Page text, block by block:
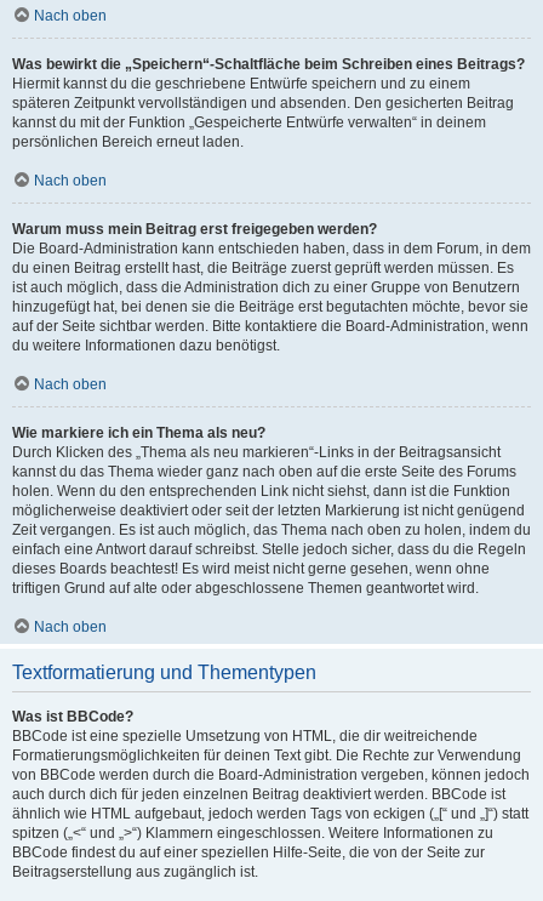
Nach oben
Was bewirkt die „Speichern“-Schaltfläche beim Schreiben eines Beitrags?
Hiermit kannst du die geschriebene Entwürfe speichern und zu einem
späteren Zeitpunkt vervollständigen und absenden. Den gesicherten Beitrag
kannst du mit der Funktion „Gespeicherte Entwürfe verwalten“ in deinem
persönlichen Bereich erneut laden.
Nach oben
Warum muss mein Beitrag erst freigegeben werden?
Die Board-Administration kann entschieden haben, dass in dem Forum, in dem
du einen Beitrag erstellt hast, die Beiträge zuerst geprüft werden müssen. Es
ist auch möglich, dass die Administration dich zu einer Gruppe von Benutzern
hinzugefügt hat, bei denen sie die Beiträge erst begutachten möchte, bevor sie
auf der Seite sichtbar werden. Bitte kontaktiere die Board-Administration, wenn
du weitere Informationen dazu benötigst.
Nach oben
Wie markiere ich ein Thema als neu?
Durch Klicken des „Thema als neu markieren“-Links in der Beitragsansicht
kannst du das Thema wieder ganz nach oben auf die erste Seite des Forums
holen. Wenn du den entsprechenden Link nicht siehst, dann ist die Funktion
möglicherweise deaktiviert oder seit der letzten Markierung ist nicht genügend
Zeit vergangen. Es ist auch möglich, das Thema nach oben zu holen, indem du
einfach eine Antwort darauf schreibst. Stelle jedoch sicher, dass du die Regeln
dieses Boards beachtest! Es wird meist nicht gerne gesehen, wenn ohne
triftigen Grund auf alte oder abgeschlossene Themen geantwortet wird.
Nach oben
Textformatierung und Thementypen
Was ist BBCode?
BBCode ist eine spezielle Umsetzung von HTML, die dir weitreichende
Formatierungsmöglichkeiten für deinen Text gibt. Die Rechte zur Verwendung
von BBCode werden durch die Board-Administration vergeben, können jedoch
auch durch dich für jeden einzelnen Beitrag deaktiviert werden. BBCode ist
ähnlich wie HTML aufgebaut, jedoch werden Tags von eckigen („[“ und „]“) statt
spitzen („<“ und „>“) Klammern eingeschlossen. Weitere Informationen zu
BBCode findest du auf einer speziellen Hilfe-Seite, die von der Seite zur
Beitragserstellung aus zugänglich ist.